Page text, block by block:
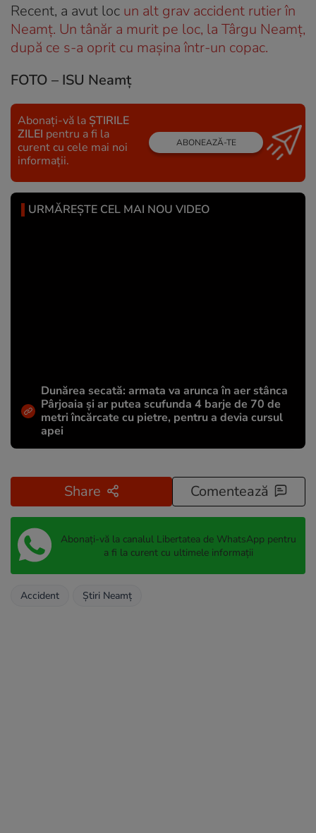
Recent, a avut loc un alt grav accident rutier în
Neamț. Un tânăr a murit pe loc, la Târgu Neamț,
după ce s-a oprit cu mașina într-un copac.
FOTO – ISU Neamț
Abonați-vă la ȘTIRILE
ZILEI pentru a fi la
curent cu cele mai noi
informații.
ABONEAZĂ-TE
URMĂREȘTE CEL MAI NOU VIDEO
Dunărea secată: armata va arunca în aer stânca
Pârjoaia și ar putea scufunda 4 barje de 70 de
metri încărcate cu pietre, pentru a devia cursul
apei
Share Comentează
Abonați-vă la canalul Libertatea de WhatsApp pentru
a fi la curent cu ultimele informații
Accident Ştiri Neamţ